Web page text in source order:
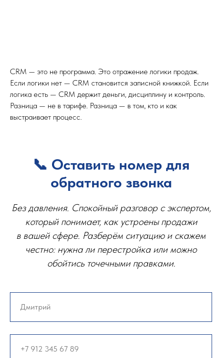
CRM — это не программа. Это отражение логики продаж.
Если логики нет — CRM становится записной книжкой. Если
логика есть — CRM держит деньги, дисциплину и контроль.
Разница — не в тарифе. Разница — в том, кто и как
выстраивает процесс.
📞 Оставить номер для
обратного звонка
Без давления. Спокойный разговор с экспертом,
который понимает, как устроены продажи
в вашей сфере. Разберём ситуацию и скажем
честно: нужна ли перестройка или можно
обойтись точечными правками.